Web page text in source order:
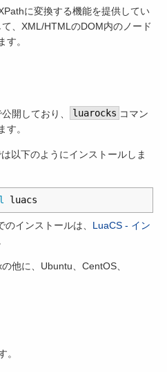
に変換する機能を提供してい
て、XML/HTMLのDOM内のノード
す。
公開しており、 luarocks コマン
す。
以下のようにインストールしま
インストールは、 LuaCS - イン
他に、Ubuntu、CentOS、
。